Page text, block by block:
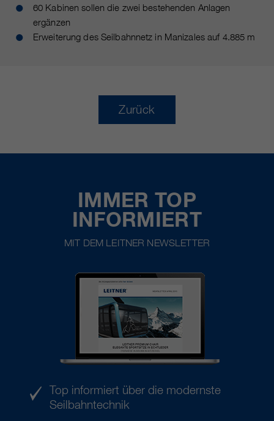
60 Kabinen sollen die zwei bestehenden Anlagen
ergänzen
Erweiterung des Seilbahnnetz in Manizales auf 4.885 m
Zurück
IMMER TOP
INFORMIERT
MIT DEM LEITNER NEWSLETTER
Top informiert über die modernste
Seilbahntechnik